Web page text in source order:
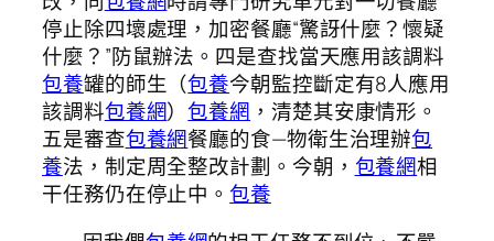
停止除四壞處理，加密餐廳“驚訝什麼？懷疑
什麼？”防鼠辦法。四是查找當天應用該調料
包養罐的師生（包養今朝監控斷定有8人應用
該調料包養網）包養網 ，清楚其安康情形。
五是審查包養網餐廳的食—物衛生治理辦包
養法，制定周全整改計劃。今朝， 包養網相
干任務仍在停止中。包養